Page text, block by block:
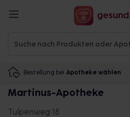
Bestellung bei Apotheke wählen
Martinus-Apotheke
Tulpenweg 18